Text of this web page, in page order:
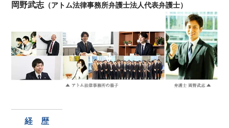
岡野武志（アトム法律事務所弁護士法人代表弁護士）
経 歴